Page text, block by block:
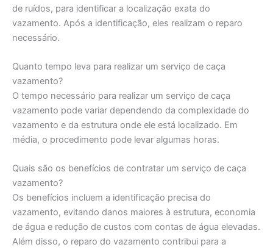
de ruídos, para identificar a localização exata do
vazamento. Após a identificação, eles realizam o reparo
necessário.
Quanto tempo leva para realizar um serviço de caça
vazamento?
O tempo necessário para realizar um serviço de caça
vazamento pode variar dependendo da complexidade do
vazamento e da estrutura onde ele está localizado. Em
média, o procedimento pode levar algumas horas.
Quais são os benefícios de contratar um serviço de caça
vazamento?
Os benefícios incluem a identificação precisa do
vazamento, evitando danos maiores à estrutura, economia
de água e redução de custos com contas de água elevadas.
Além disso, o reparo do vazamento contribui para a